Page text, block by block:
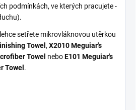
podmínkách, ve kterých pracujete -
setřete mikrovláknovou utěrkou
Towel , X2010 Meguiar's
Towel neboE101 Meguiar's
Towel .